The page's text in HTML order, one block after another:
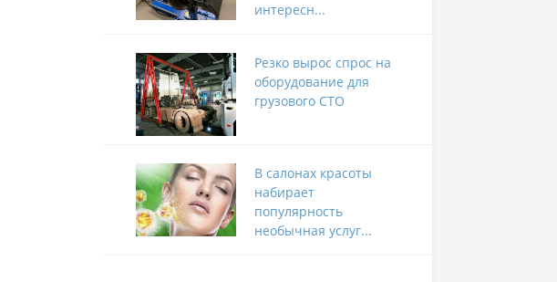
интересн...
Резко вырос спрос на
оборудование для
грузового СТО
В салонах красоты
набирает
популярность
необычная услуг...